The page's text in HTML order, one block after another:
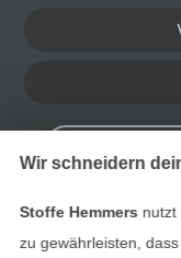
Wir schneidern
Stoffe Hemmers nutzt
zu gewährleisten,